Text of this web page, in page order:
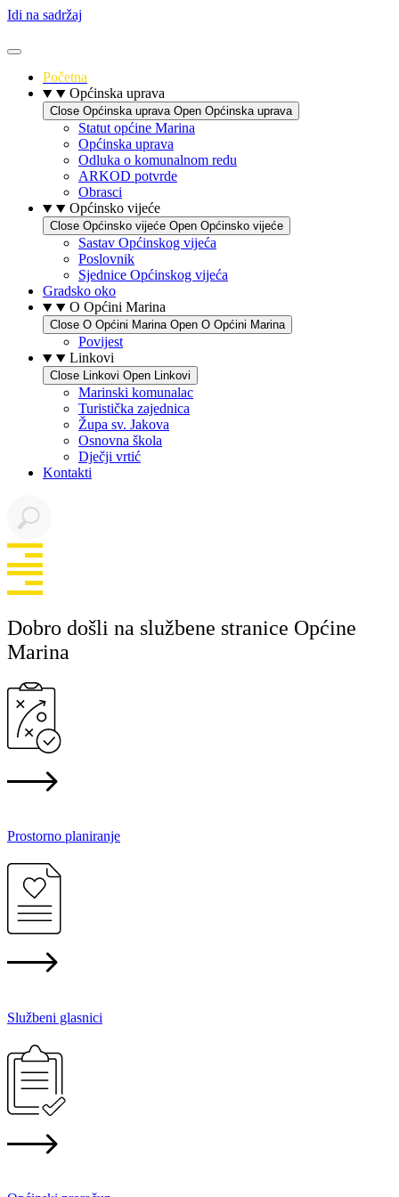
Idi na sadržaj
Početna
Općinska uprava
Close Općinska uprava Open Općinska uprava
Statut općine Marina
Općinska uprava
Odluka o komunalnom redu
ARKOD potvrde
Obrasci
Općinsko vijeće
Close Općinsko vijeće Open Općinsko vijeće
Sastav Općinskog vijeća
Poslovnik
Sjednice Općinskog vijeća
Gradsko oko
O Općini Marina
Close O Općini Marina Open O Općini Marina
Povijest
Linkovi
Close Linkovi Open Linkovi
Marinski komunalac
Turistička zajednica
Župa sv. Jakova
Osnovna škola
Dječji vrtić
Kontakti
Dobro došli na službene stranice Općine
Marina
Prostorno planiranje
Službeni glasnici